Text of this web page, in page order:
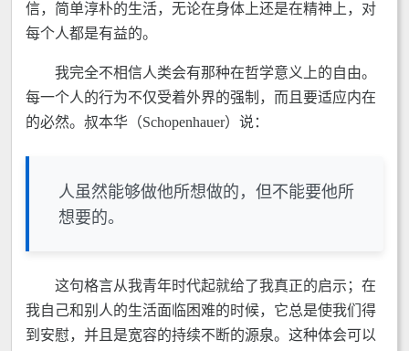
信，简单淳朴的生活，无论在身体上还是在精神上，对
每个人都是有益的。
我完全不相信人类会有那种在哲学意义上的自由。
每一个人的行为不仅受着外界的强制，而且要适应内在
的必然。叔本华（Schopenhauer）说：
人虽然能够做他所想做的，但不能要他所
想要的。
这句格言从我青年时代起就给了我真正的启示；在
我自己和别人的生活面临困难的时候，它总是使我们得
到安慰，并且是宽容的持续不断的源泉。这种体会可以